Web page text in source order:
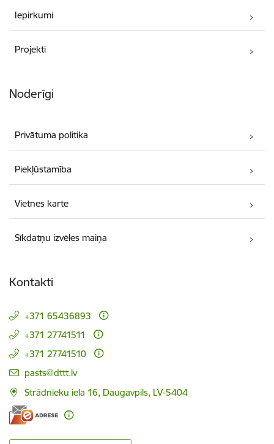
Iepirkumi
Projekti
Noderīgi
Privātuma politika
Piekļūstamība
Vietnes karte
Sīkdatņu izvēles maiņa
Kontakti
+371 65436893
+371 27741511
+371 27741510
E-pasts:
pasts@dttt.lv
Strādnieku iela 16, Daugavpils, LV-5404